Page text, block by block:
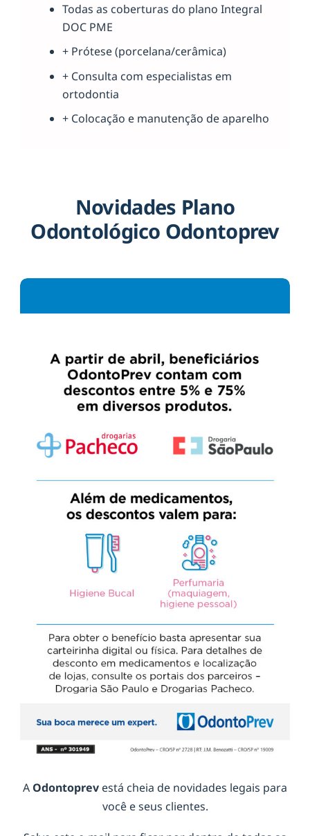
Todas as coberturas do plano Integral
DOC PME
+ Prótese (porcelana/cerâmica)
+ Consulta com especialistas em
ortodontia
+ Colocação e manutenção de aparelho
Novidades Plano
Odontológico Odontoprev
A Odontoprev está cheia de novidades legais para
você e seus clientes.